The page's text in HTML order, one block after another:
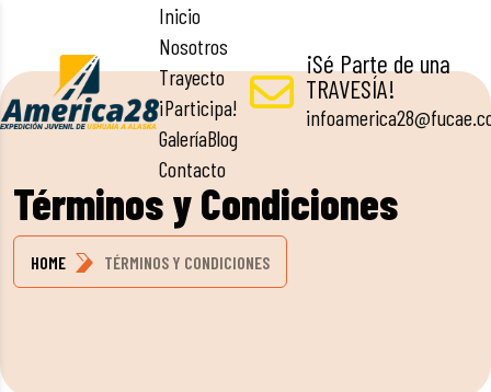
Inicio
Nosotros
Trayecto
¡Participa!
GaleríaBlog
Contacto
¡Sé Parte de una
TRAVESÍA!
Términos y Condiciones
HOME TÉRMINOS Y CONDICIONES